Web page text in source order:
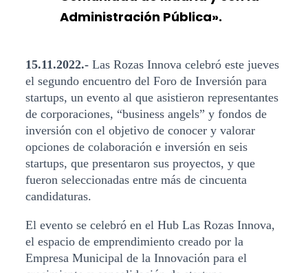
Administración Pública».
15.11.2022.- Las Rozas Innova celebró este jueves
el segundo encuentro del Foro de Inversión para
startups, un evento al que asistieron representantes
de corporaciones, “business angels” y fondos de
inversión con el objetivo de conocer y valorar
opciones de colaboración e inversión en seis
startups, que presentaron sus proyectos, y que
fueron seleccionadas entre más de cincuenta
candidaturas.
El evento se celebró en el Hub Las Rozas Innova,
el espacio de emprendimiento creado por la
Empresa Municipal de la Innovación para el